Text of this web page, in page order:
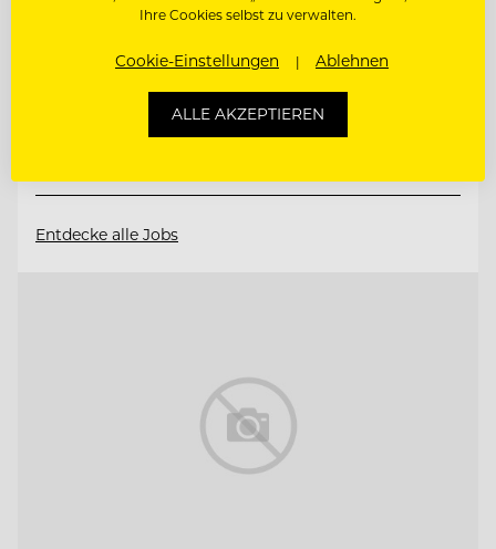
MARKETING MANAGER (M/W/D)
Entdecke alle Jobs
Ihre Cookies selbst zu verwalten.
Cookie-Einstellungen Ablehnen
ALLE AKZEPTIEREN